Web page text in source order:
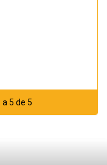
Carvajal, Asia;
Ferrer-Montiel,
Antonio
5 de 5